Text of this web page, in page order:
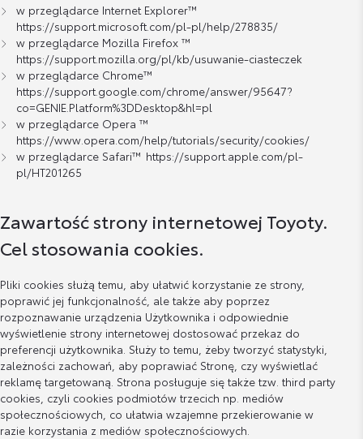
w przeglądarce Internet Explorer™
https://support.microsoft.com/pl-pl/help/278835/
w przeglądarce Mozilla Firefox ™
https://support.mozilla.org/pl/kb/usuwanie-ciasteczek
w przeglądarce Chrome™
https://support.google.com/chrome/answer/95647?
co=GENIE.Platform%3DDesktop&hl=pl
w przeglądarce Opera ™
https://www.opera.com/help/tutorials/security/cookies/
w przeglądarce Safari™ https://support.apple.com/pl-
pl/HT201265
Zawartość strony internetowej Toyoty.
Cel stosowania cookies.
Pliki cookies służą temu, aby ułatwić korzystanie ze strony,
poprawić jej funkcjonalność, ale także aby poprzez
rozpoznawanie urządzenia Użytkownika i odpowiednie
wyświetlenie strony internetowej dostosować przekaz do
preferencji użytkownika. Służy to temu, żeby tworzyć statystyki,
zależności zachowań, aby poprawiać Stronę, czy wyświetlać
reklamę targetowaną. Strona posługuje się także tzw. third party
cookies, czyli cookies podmiotów trzecich np. mediów
społecznościowych, co ułatwia wzajemne przekierowanie w
razie korzystania z mediów społecznościowych.